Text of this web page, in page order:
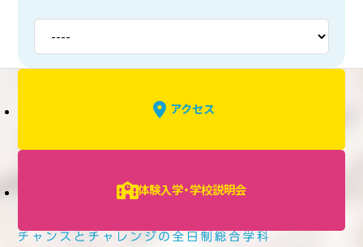
アクセス
体験入学・学校説明会